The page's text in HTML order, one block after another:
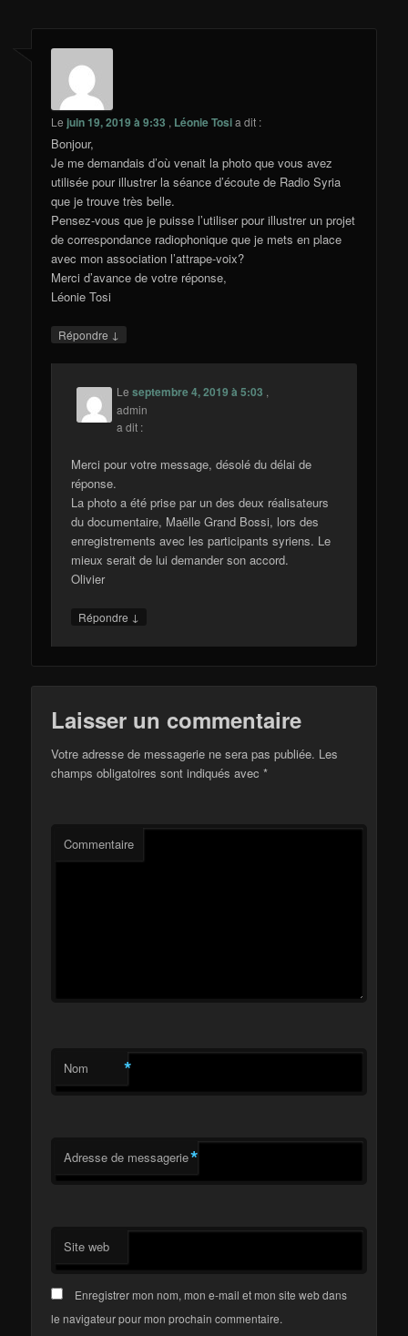
Le juin 19, 2019 à 9:33 , Léonie Tosia dit :
Bonjour,
Je me demandais d’où venait la photo que vous avez
utilisée pour illustrer la séance d’écoute de Radio Syria
que je trouve très belle.
Pensez-vous que je puisse l’utiliser pour illustrer un projet
de correspondance radiophonique que je mets en place
avec mon association l’attrape-voix?
Merci d’avance de votre réponse,
Léonie Tosi
Répondre ↓
Leseptembre 4, 2019 à 5:03 ,
admin
a dit :
Merci pour votre message, désolé du délai de
réponse.
La photo a été prise par un des deux réalisateurs
du documentaire, Maëlle Grand Bossi, lors des
enregistrements avec les participants syriens. Le
mieux serait de lui demander son accord.
Olivier
Répondre ↓
Laisser un commentaire
Votre adresse de messagerie ne sera pas publiée. Les
champs obligatoires sont indiqués avec*
Commentaire
Nom *
Adresse de messagerie*
Site web
Enregistrer mon nom, mon e-mail et mon site web dans
le navigateur pour mon prochain commentaire.